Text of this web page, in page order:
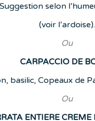
Suggestion selon
(voir l’ardoise).
Ou
CARPACCIO DE
basilic, Copeaux de
Ou
ENTIERE